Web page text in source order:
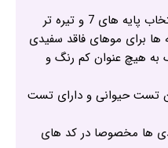
دوام بالای رنگ مو (درصورت انتخاب پایه های 7 و تیره تر
برای موهای فاقد سفیدی
به هیچ عنوان کم رنگ و
تست حیوانی و دارای تست
ها مخصوصا در کد های